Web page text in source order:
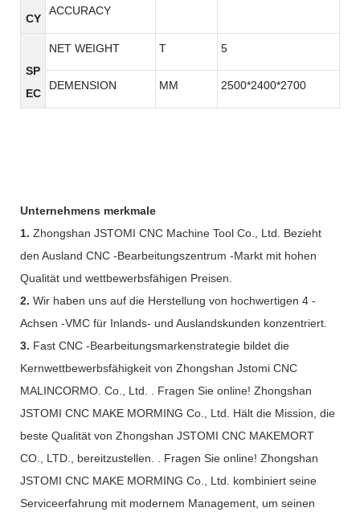
CY
ACCURACY
SP
EC
NET WEIGHT T 5
DEMENSION MM 2500*2400*2700
Unternehmens merkmale
1. Zhongshan JSTOMI CNC Machine Tool Co., Ltd. Bezieht
den Ausland CNC -Bearbeitungszentrum -Markt mit hohen
Qualität und wettbewerbsfähigen Preisen.
2. Wir haben uns auf die Herstellung von hochwertigen 4 -
Achsen -VMC für Inlands- und Auslandskunden konzentriert.
3. Fast CNC -Bearbeitungsmarkenstrategie bildet die
Kernwettbewerbsfähigkeit von Zhongshan Jstomi CNC
MALINCORMO. Co., Ltd. . Fragen Sie online! Zhongshan
JSTOMI CNC MAKE MORMING Co., Ltd. Hält die Mission, die
beste Qualität von Zhongshan JSTOMI CNC MAKEMORT
CO., LTD., bereitzustellen. . Fragen Sie online! Zhongshan
JSTOMI CNC MAKE MORMING Co., Ltd. kombiniert seine
Serviceerfahrung mit modernem Management, um seinen